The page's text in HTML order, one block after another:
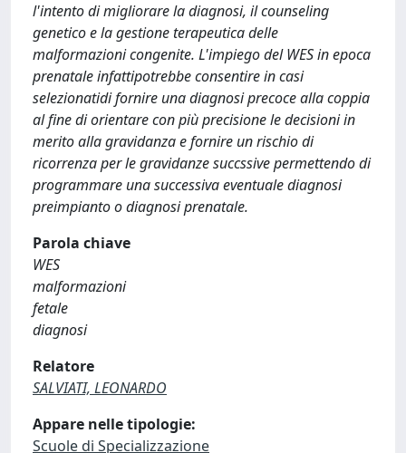
l'intento di migliorare la diagnosi, il counseling
genetico e la gestione terapeutica delle
malformazioni congenite. L'impiego del WES in epoca
prenatale infattipotrebbe consentire in casi
selezionatidi fornire una diagnosi precoce alla coppia
al fine di orientare con più precisione le decisioni in
merito alla gravidanza e fornire un rischio di
ricorrenza per le gravidanze succssive permettendo di
programmare una successiva eventuale diagnosi
preimpianto o diagnosi prenatale.
Parola chiave
WES
malformazioni
fetale
diagnosi
Relatore
SALVIATI, LEONARDO
Appare nelle tipologie:
Scuole di Specializzazione